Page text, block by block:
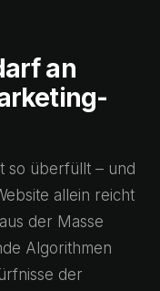
an
so überfüllt – und
allein reicht
der Masse
Algorithmen
der